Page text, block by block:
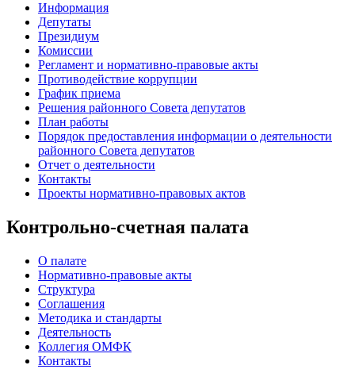
Информация
Депутаты
Президиум
Комиссии
Регламент и нормативно-правовые акты
Противодействие коррупции
График приема
Решения районного Совета депутатов
План работы
Порядок предоставления информации о деятельности
районного Совета депутатов
Отчет о деятельности
Контакты
Проекты нормативно-правовых актов
Контрольно-счетная палата
О палате
Нормативно-правовые акты
Структура
Соглашения
Методика и стандарты
Деятельность
Коллегия ОМФК
Контакты